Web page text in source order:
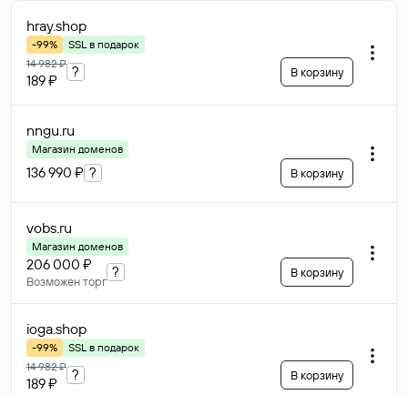
hray.shop
-99%
SSL в подарок
14 982 ₽
189 ₽
? В корзину
nngu.ru
Магазин доменов
136 990 ₽ ? В корзину
vobs.ru
Магазин доменов
206 000 ₽
Возможен торг
? В корзину
ioga.shop
-99%
SSL в подарок
14 982 ₽
189 ₽
? В корзину